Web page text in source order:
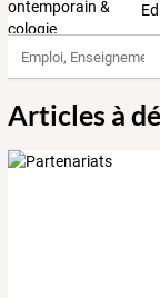
Emploi, Enseignement
Articles à